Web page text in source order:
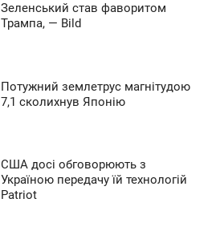
Зеленський став фаворитом
Трампа, — Bild
Потужний землетрус магнітудою
7,1 сколихнув Японію
США досі обговорюють з
Україною передачу їй технологій
Patriot